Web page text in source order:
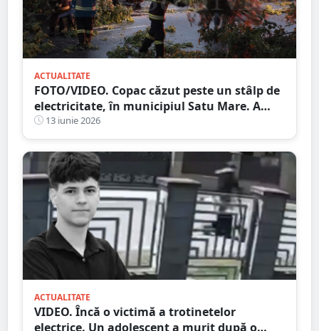
ACTUALITATE
FOTO/VIDEO. Copac căzut peste un stâlp de
electricitate, în municipiul Satu Mare. A
fost avariată și o mașină
13 iunie 2026
ACTUALITATE
VIDEO. Încă o victimă a trotinetelor
electrice. Un adolescent a murit după o